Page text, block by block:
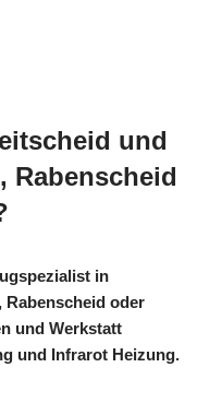
und
Rabenscheid
in
oder
und Werkstatt
und Infrarot Heizung.